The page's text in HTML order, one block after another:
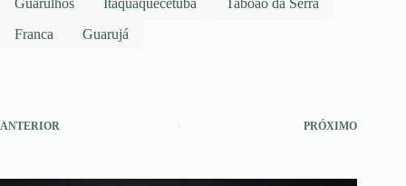
Guarulhos
Itaquaquecetuba
Taboão da Serra
Franca
Guarujá
ANTERIOR PRÓXIMO